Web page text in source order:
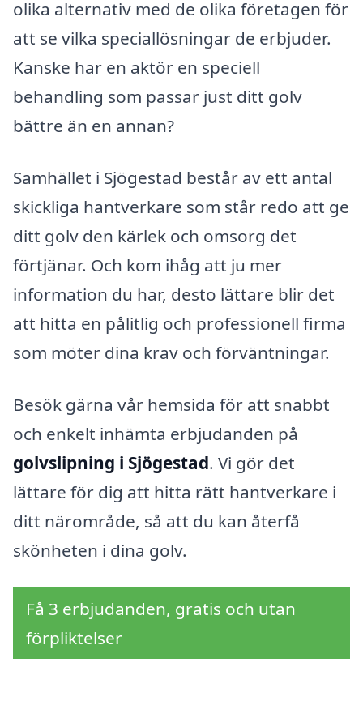
olika alternativ med de olika företagen för
att se vilka speciallösningar de erbjuder.
Kanske har en aktör en speciell
behandling som passar just ditt golv
bättre än en annan?
Samhället i Sjögestad består av ett antal
skickliga hantverkare som står redo att ge
ditt golv den kärlek och omsorg det
förtjänar. Och kom ihåg att ju mer
information du har, desto lättare blir det
att hitta en pålitlig och professionell firma
som möter dina krav och förväntningar.
Besök gärna vår hemsida för att snabbt
och enkelt inhämta erbjudanden på
golvslipning i Sjögestad. Vi gör det
lättare för dig att hitta rätt hantverkare i
ditt närområde, så att du kan återfå
skönheten i dina golv.
Få 3 erbjudanden, gratis och utan
förpliktelser